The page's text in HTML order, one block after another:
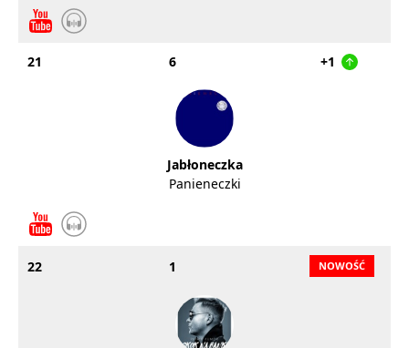
21 6 +1
Jabłoneczka
Panieneczki
22 1